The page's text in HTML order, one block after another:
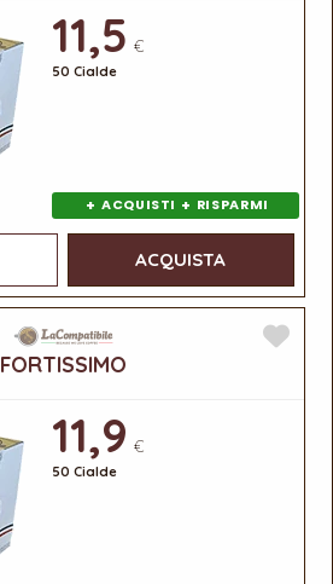
11,5 €
50 Cialde
+ ACQUISTI + RISPARMI
ACQUISTA
FORTISSIMO
11,9 €
50 Cialde